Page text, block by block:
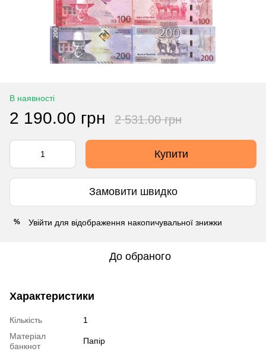
В наявності
2 190.00 грн 2 531.00 грн
Купити
Замовити швидко
% Увійти для відображення накопичувальної знижки
До обраного
Характеристики
Кількість
1
Матеріал
банкнот
Папір